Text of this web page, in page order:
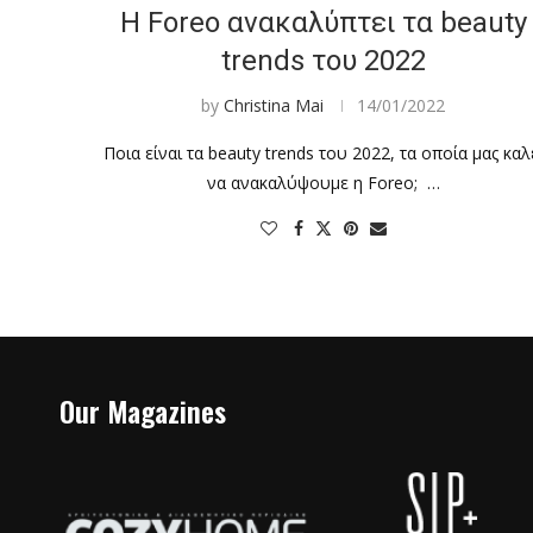
Η Foreo ανακαλύπτει τα beauty
trends του 2022
byChristina Mai 14/01/2022
Ποια είναι τα beauty trends του 2022, τα οποία μας
να ανακαλύψουμε η Foreo; …
Our Magazines